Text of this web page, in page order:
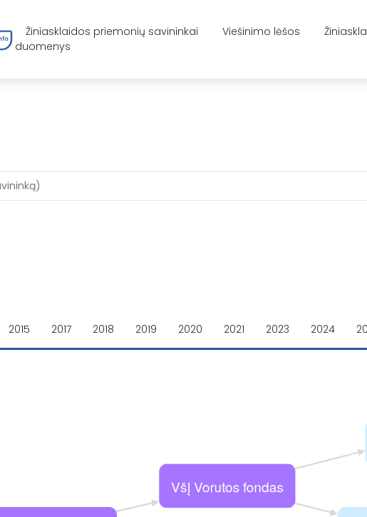
Žiniasklaidos priemonių savininkai Viešinimo lėšos
duomenys
2015 2017 2018 2019 2020 2021 2023 2024